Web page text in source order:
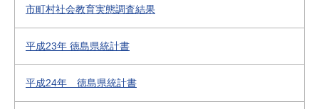
市町村社会教育実態調査結果
平成23年 徳島県統計書
平成24年 徳島県統計書